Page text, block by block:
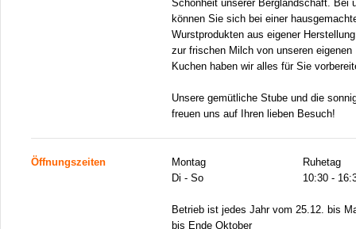
Schönheit unserer Berglandschaft. Bei
können Sie sich bei einer
Wurstprodukten aus eigener
zur frischen Milch von unseren
Kuchen haben wir alles für Sie
Unsere gemütliche Stube und die
freuen uns auf Ihren lieben Besuch!
Öffnungszeiten Montag
Ruhetag
Di - So
10:30 -
Betrieb ist jedes Jahr vom 25.12. bis
bis Ende Oktober